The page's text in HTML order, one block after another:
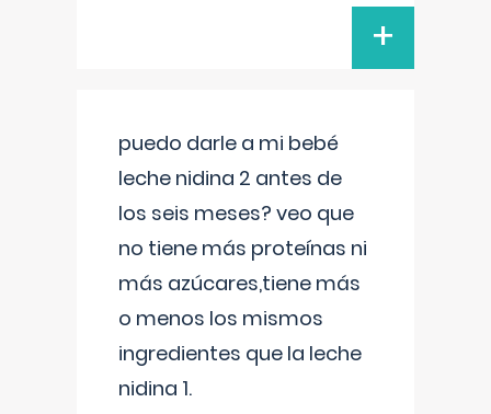
+
puedo darle a mi bebé
leche nidina 2 antes de
los seis meses? veo que
no tiene más proteínas ni
más azúcares,tiene más
o menos los mismos
ingredientes que la leche
nidina 1.